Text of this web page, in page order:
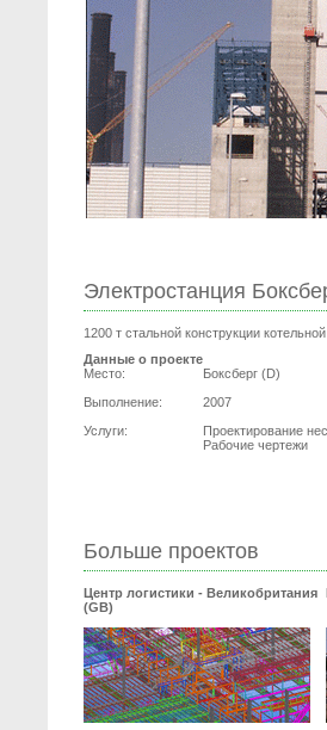
Электростанция
1200 т стальной конструкции
Данные о проекте
Место:
Боксберг (D)
Выполнение:
2007
Услуги:
Проектирование
Рабочие чертежи
Больше проектов
Центр логистики - Великобритания
(GB)